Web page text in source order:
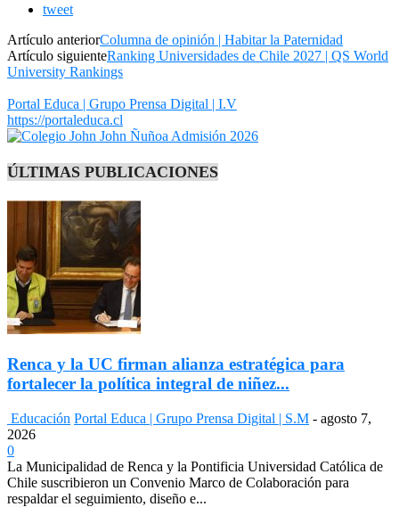
tweet
Artículo anteriorColumna de opinión | Habitar la Paternidad
Artículo siguienteRanking Universidades de Chile 2027 | QS World
University Rankings
Portal Educa | Grupo Prensa Digital | I.V
https://portaleduca.cl
ÚLTIMAS PUBLICACIONES
Renca y la UC firman alianza estratégica para
fortalecer la política integral de niñez...
Educación Portal Educa | Grupo Prensa Digital | S.M - agosto 7,
2026
0
La Municipalidad de Renca y la Pontificia Universidad Católica de
Chile suscribieron un Convenio Marco de Colaboración para
respaldar el seguimiento, diseño e...